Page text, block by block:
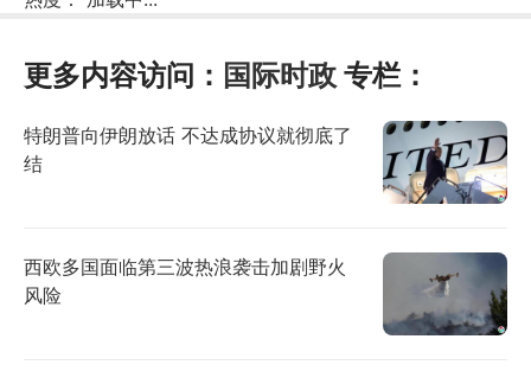
更多内容访问： 国际时政 专栏：
特朗普向伊朗放话 不达成协议就彻底了
结
西欧多国面临第三波热浪袭击加剧野火
风险